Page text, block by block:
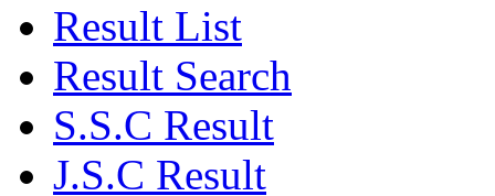
Result List
Result Search
S.S.C Result
J.S.C Result